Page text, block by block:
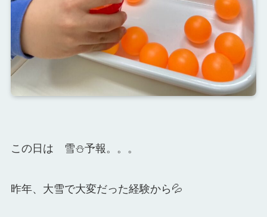
この日は 雪⛄予報。。。
昨年、大雪で大変だった経験から💦